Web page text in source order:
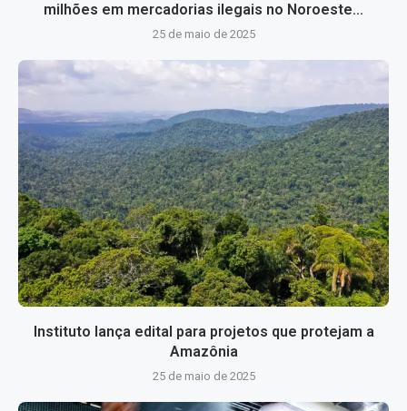
milhões em mercadorias ilegais no Noroeste...
25 de maio de 2025
Instituto lança edital para projetos que protejam a
Amazônia
25 de maio de 2025